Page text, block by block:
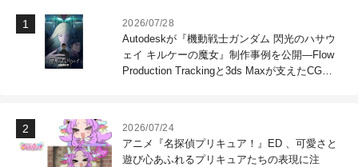
2026/07/28
Autodeskが『機動戦士ガンダム 閃光のハサウ
ェイ キルケーの魔女』制作事例を公開―Flow
Production Trackingと3ds Maxが支えたCG制
2026/07/24
アニメ『名探偵プリキュア！』ED 、可愛さと
遊び心あふれるプリキュアたちの表現に注